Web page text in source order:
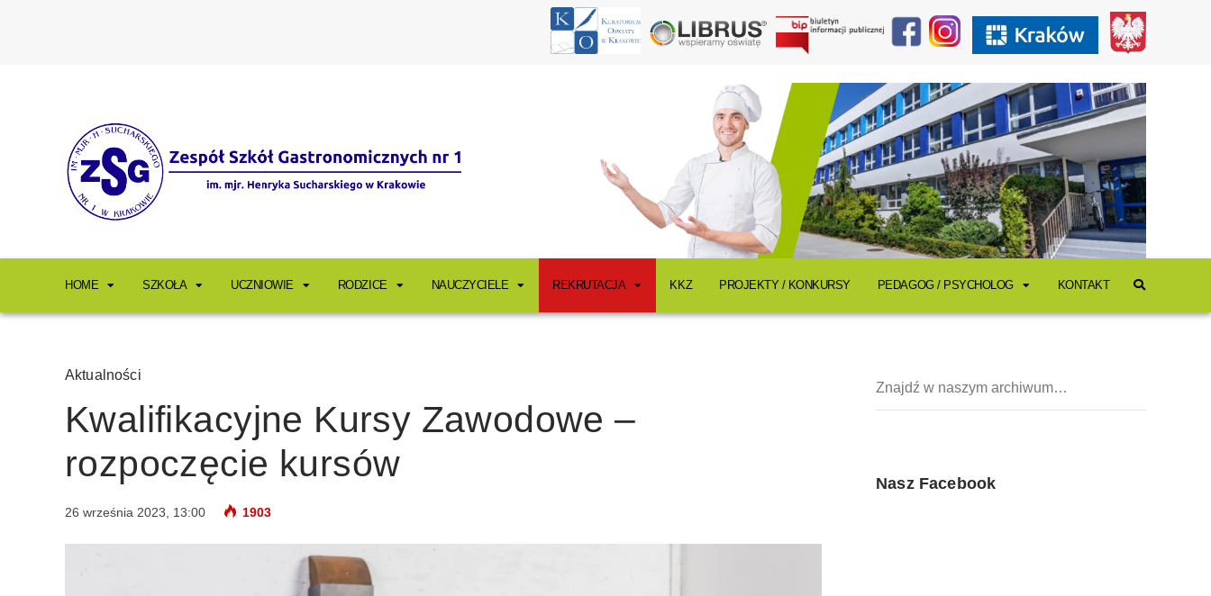
HOME SZKOŁA UCZNIOWIE RODZICE NAUCZYCIELE REKRUTACJA KKZ PROJEKTY / KONKURSY PEDAGOG / PSYCHOLOG KONTAKT
Aktualności
Kwalifikacyjne Kursy Zawodowe –
rozpoczęcie kursów
26 września 2023, 13:00 1903
Nasz Facebook